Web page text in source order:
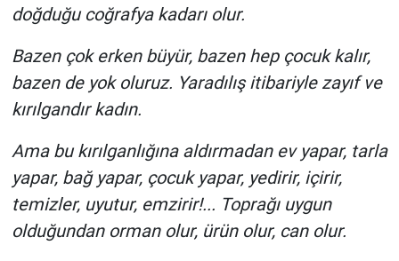
doğduğu coğrafya kadarı olur.
Bazen çok erken büyür, bazen hep çocuk kalır,
bazen de yok oluruz. Yaradılış itibariyle zayıf ve
kırılgandır kadın.
Ama bu kırılganlığına aldırmadan ev yapar, tarla
yapar, bağ yapar, çocuk yapar, yedirir, içirir,
temizler, uyutur, emzirir!... Toprağı uygun
olduğundan orman olur, ürün olur, can olur.